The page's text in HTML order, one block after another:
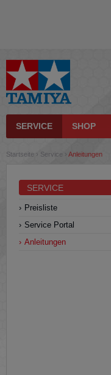
SERVICE SHOP
Startseite › Service › Anleitungen
SERVICE
Preisliste
Service Portal
Anleitungen